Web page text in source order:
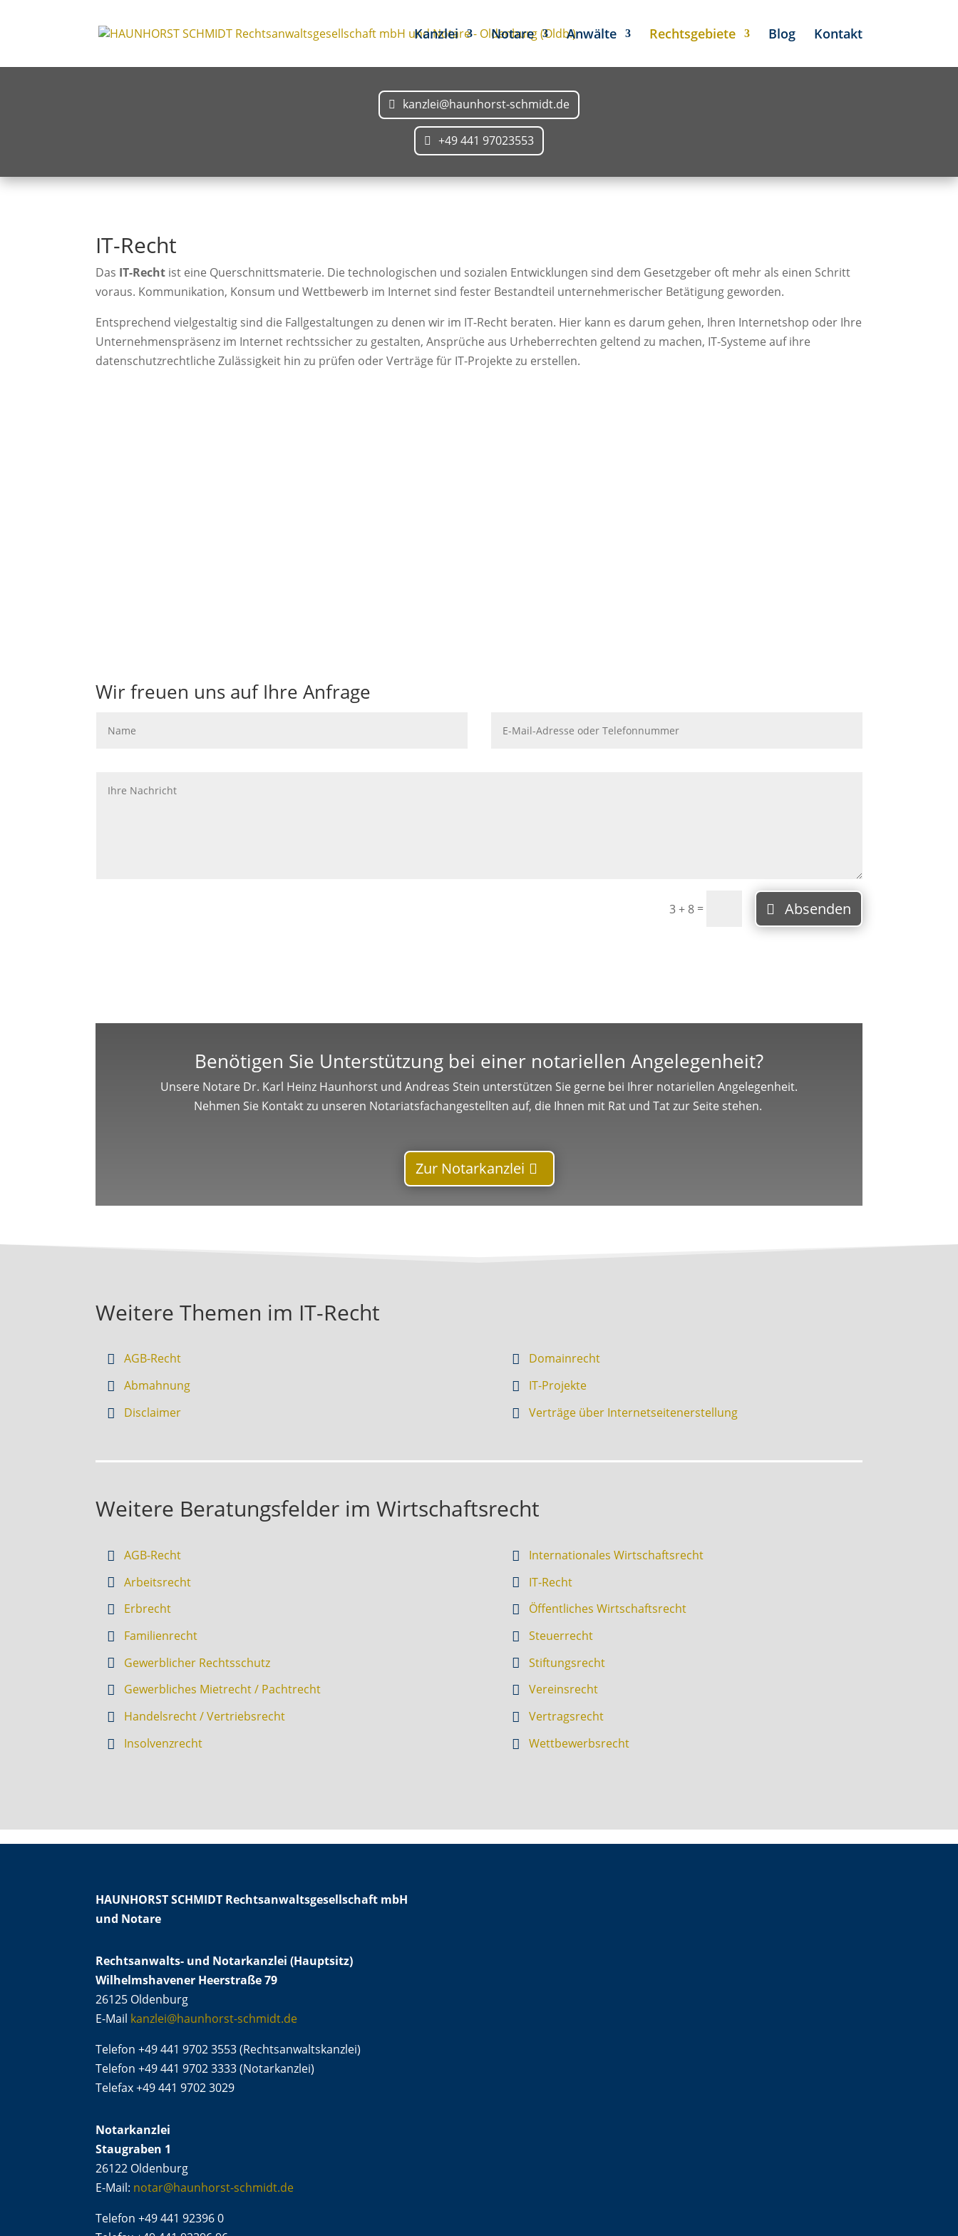
Kanzlei Notare Anwälte Rechtsgebiete Blog Kontakt
kanzlei@haunhorst-schmidt.de
+49 441 97023553
IT-Recht
Das IT-Recht ist eine Querschnittsmaterie. Die technologischen und sozialen Entwicklungen sind dem Gesetzgeber oft mehr als einen Schritt
voraus. Kommunikation, Konsum und Wettbewerb im Internet sind fester Bestandteil unternehmerischer Betätigung geworden.
Entsprechend vielgestaltig sind die Fallgestaltungen zu denen wir im IT-Recht beraten. Hier kann es darum gehen, Ihren Internetshop oder Ihre
Unternehmenspräsenz im Internet rechtssicher zu gestalten, Ansprüche aus Urheberrechten geltend zu machen, IT-Systeme auf ihre
datenschutzrechtliche Zulässigkeit hin zu prüfen oder Verträge für IT-Projekte zu erstellen.
Wir freuen uns auf Ihre Anfrage
3 + 8= Absenden
Benötigen Sie Unterstützung bei einer notariellen Angelegenheit?
Unsere Notare Dr. Karl Heinz Haunhorst und Andreas Stein unterstützen Sie gerne bei Ihrer notariellen Angelegenheit.
Nehmen Sie Kontakt zu unseren Notariatsfachangestellten auf, die Ihnen mit Rat und Tat zur Seite stehen.
Zur Notarkanzlei
Weitere Themen im IT-Recht
AGB-Recht
Abmahnung
Disclaimer
Domainrecht
IT-Projekte
Verträge über Internetseitenerstellung
Weitere Beratungsfelder im Wirtschaftsrecht
AGB-Recht
Arbeitsrecht
Erbrecht
Familienrecht
Gewerblicher Rechtsschutz
Gewerbliches Mietrecht / Pachtrecht
Handelsrecht / Vertriebsrecht
Insolvenzrecht
Internationales Wirtschaftsrecht
IT-Recht
Öffentliches Wirtschaftsrecht
Steuerrecht
Stiftungsrecht
Vereinsrecht
Vertragsrecht
Wettbewerbsrecht
HAUNHORST SCHMIDT Rechtsanwaltsgesellschaft mbH
und Notare
Rechtsanwalts- und Notarkanzlei (Hauptsitz)
Wilhelmshavener Heerstraße 79
26125 Oldenburg
E-Mail kanzlei@haunhorst-schmidt.de
Telefon +49 441 9702 3553 (Rechtsanwaltskanzlei)
Telefon +49 441 9702 3333 (Notarkanzlei)
Telefax +49 441 9702 3029
Notarkanzlei
Staugraben 1
26122 Oldenburg
E-Mail: notar@haunhorst-schmidt.de
Telefon +49 441 92396 0